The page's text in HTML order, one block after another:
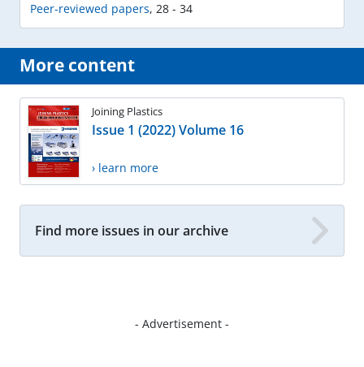
Peer-reviewed papers, 28 - 34
More content
Joining Plastics
Issue 1 (2022) Volume 16
› learn more
Find more issues in our archive
- Advertisement -